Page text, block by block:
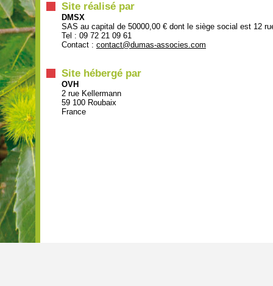
Site réalisé par
DMSX
SAS au capital de 50000,00 € dont le siège social est 12
Tel : 09 72 21 09 61
Contact : contact@dumas-associes.com
Site hébergé par
OVH
2 rue Kellermann
59 100 Roubaix
France